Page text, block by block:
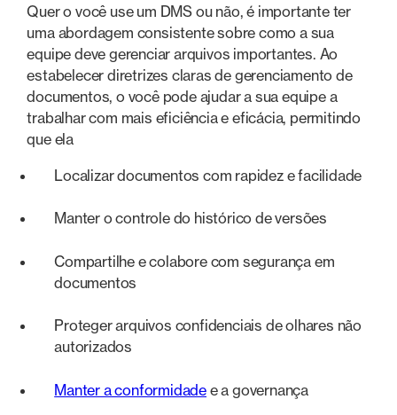
Quer o você use um DMS ou não, é importante ter
uma abordagem consistente sobre como a sua
equipe deve gerenciar arquivos importantes. Ao
estabelecer diretrizes claras de gerenciamento de
documentos, o você pode ajudar a sua equipe a
trabalhar com mais eficiência e eficácia, permitindo
que ela
Localizar documentos com rapidez e facilidade
Manter o controle do histórico de versões
Compartilhe e colabore com segurança em
documentos
Proteger arquivos confidenciais de olhares não
autorizados
Manter a conformidade e a governança